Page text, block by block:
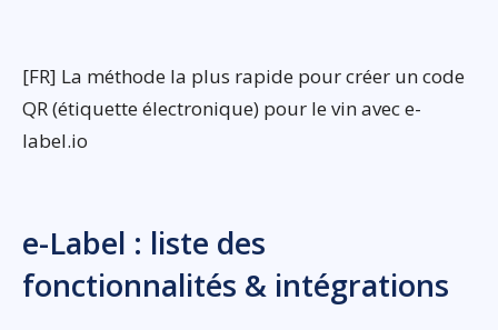
[FR] La méthode la plus rapide pour créer un code
QR (étiquette électronique) pour le vin avec e-
label.io
e-Label : liste des
fonctionnalités & intégrations